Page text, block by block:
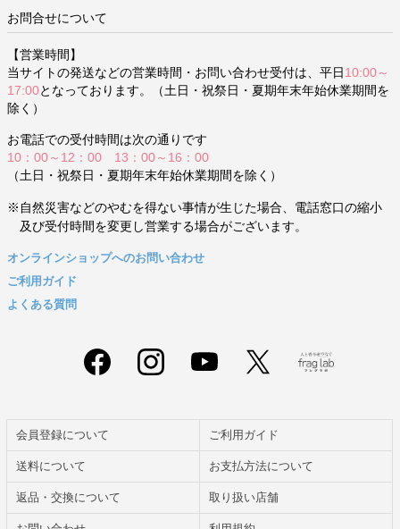
お問合せについて
【営業時間】
当サイトの発送などの営業時間・お問い合わせ受付は、平日 10:00～
17:00となっております。（土日・祝祭日・夏期年末年始休業期間を
除く）
お電話での受付時間は次の通りです
10：00～12：00 13：00～16：00
（土日・祝祭日・夏期年末年始休業期間を除く）
※自然災害などのやむを得ない事情が生じた場合、電話窓口の縮小
及び受付時間を変更し営業する場合がございます。
オンラインショップへのお問い合わせ
ご利用ガイド
よくある質問
会員登録について ご利用ガイド
送料について お支払方法について
返品・交換について 取り扱い店舗